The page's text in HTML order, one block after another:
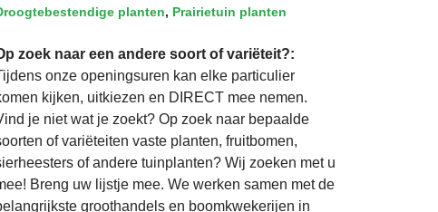
planten, Prairietuin planten
zoek naar een andere soort of variëteit?:
onze openingsuren kan elke particulier
kijken, uitkiezen en DIRECT mee nemen.
je niet wat je zoekt? Op zoek naar bepaalde
of variëteiten vaste planten, fruitbomen,
of andere tuinplanten? Wij zoeken met u
Breng uw lijstje mee. We werken samen met de
groothandels en boomkwekerijen in